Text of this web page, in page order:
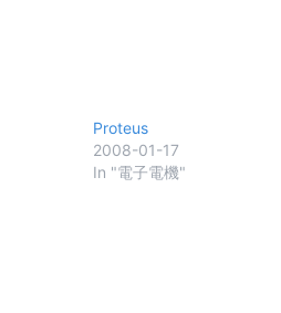
Proteus
2008-01-17
In "電子電機"